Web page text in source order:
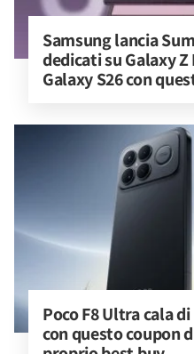
Samsung lancia
dedicati su Galaxy
Galaxy S26 con
Poco F8 Ultra cala
con questo coupon